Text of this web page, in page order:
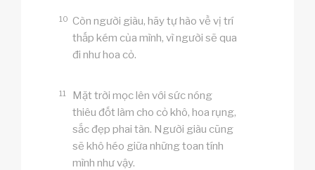
10 Còn người giàu, hãy tự hào về vị trí
thấp kém của mình, vì người sẽ qua
đi như hoa cỏ.
11
Mặt trời mọc lên với sức nóng
thiêu đốt làm cho cỏ khô, hoa rụng,
sắc đẹp phai tàn. Người giàu cũng
sẽ khô héo giữa những toan tính
mình như vậy.